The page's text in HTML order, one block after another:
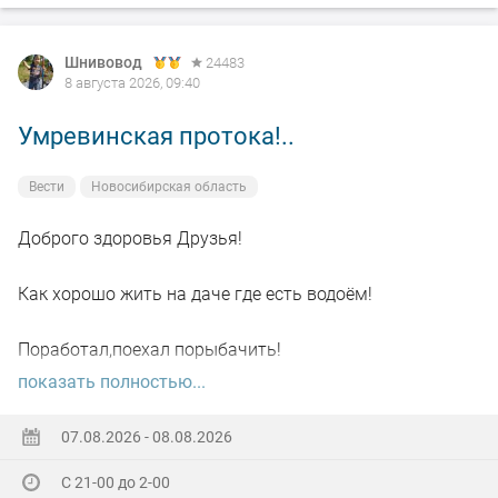
Шнивовод
24483
8 августа 2026, 09:40
Умревинская протока!..
Вести Новосибирская область
Доброго здоровья Друзья!
Как хорошо жить на даче где есть водоём!
Поработал,поехал порыбачить!
поработал"цирюльником" 😂в теплицах!
А вечером захотелось повторить предыдущее "ночное
показать полностью...
07.08.2026 - 08.08.2026
С 21-00 до 2-00